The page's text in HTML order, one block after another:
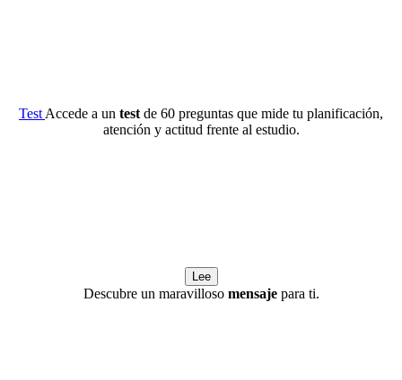
Test Accede a un test de 60 preguntas que mide tu planificación,
atención y actitud frente al estudio.
Lee
Descubre un maravilloso mensajepara ti.